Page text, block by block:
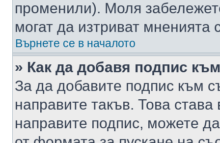
променили). Моля
могат да изтриват мненията
Върнете се в началото
» Как да добавя подпис
За да добавите подпис към
направите такъв. Това
направите подпис, можете